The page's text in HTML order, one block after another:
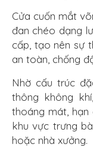
Cửa cuốn mắt
đan chéo dạng
cấp, tạo nên sự
an toàn, chống
Nhờ cấu trúc
thông không
thoáng mát,
khu vực trưng
hoặc nhà xưởng.